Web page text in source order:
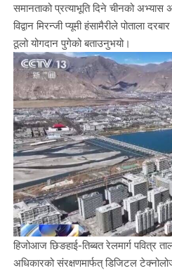
समानताको प्रत्याभूति दिने चीनको
विद्वान मिरन्जी प्यूमी हंसामैरीले पोताला
ठूलो योगदान पुगेको बताउनुभयो।
हिजोआज छिङहाई-तिब्बत रेलमार्ग पवित्र
अधिकारको संरक्षणमार्फत् डिजिटल